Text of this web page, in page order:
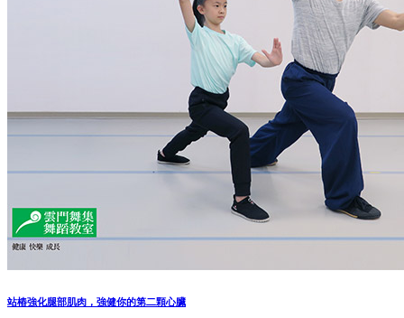
站樁強化腿部肌肉，強健你的第二顆心臟